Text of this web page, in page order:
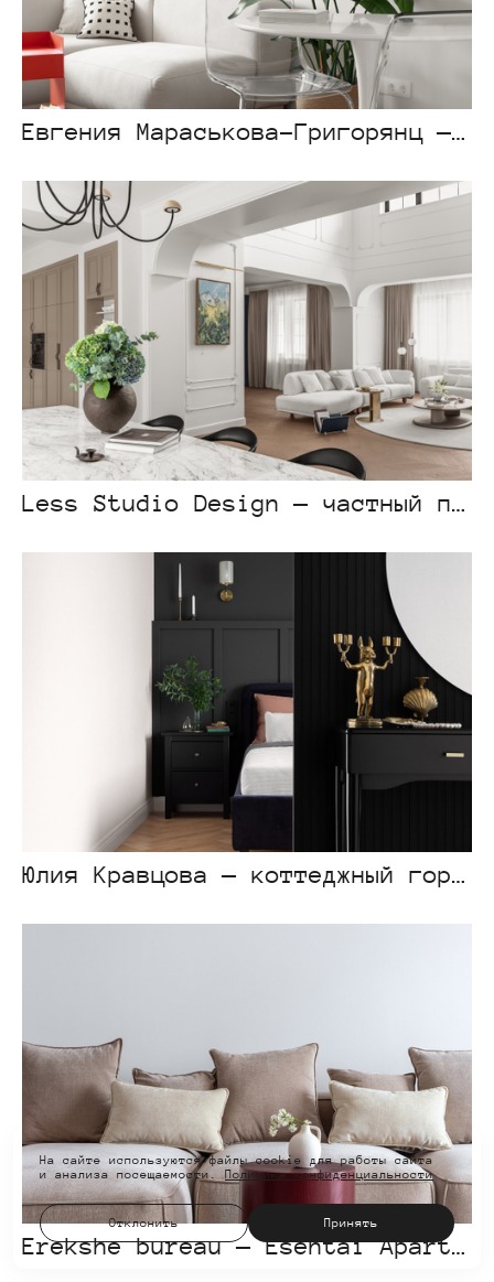
Евгения Мараськова-Григорянц — Palladium
Less Studio Design — частный проект
Юлия Кравцова — коттеджный городок «Palm Valley»
Erekshe bureau — Esentai Apartments
На сайте используются файлы cookie для работы сайта
и анализа посещаемости.Политика конфиденциальности
Отклонить Принять